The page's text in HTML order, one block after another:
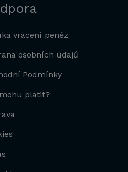
vrácení peněz
osobních údajů
Podmínky
platit?